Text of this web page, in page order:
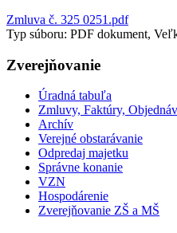
Zmluva č. 325 0251.pdf
Typ súboru: PDF dokument,
Zverejňovanie
Úradná tabuľa
Zmluvy, Faktúry,
Archív
Verejné obstarávanie
Odpredaj majetku
Správne konanie
VZN
Hospodárenie
Zverejňovanie ZŠ a MŠ